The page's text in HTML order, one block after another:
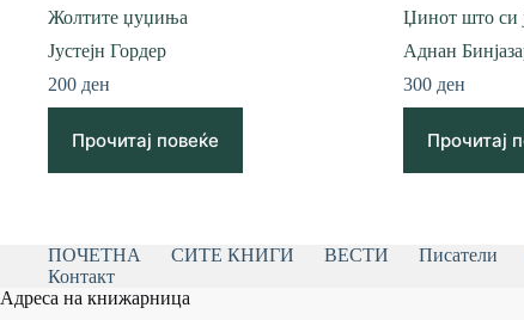
Жолтите џуџиња
Јустејн Гордер
200 ден
Прочитај повеќе
Џинот што си
Аднан
300 ден
Прочитај
ПОЧЕТНА СИТЕ КНИГИ ВЕСТИ Писатели
Контакт
Адреса на книжарница